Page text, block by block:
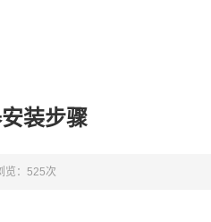
装步骤
览：525次